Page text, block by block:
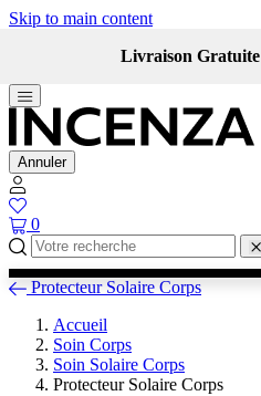
Skip to main content
Livraison Gratuite
Annuler
0
Protecteur Solaire Corps
Accueil
Soin Corps
Soin Solaire Corps
Protecteur Solaire Corps